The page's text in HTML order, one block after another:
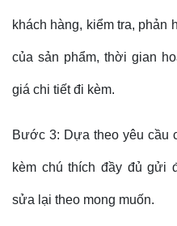
khách hàng, kiểm tra, phản
của sản phẩm, thời gian
giá chi tiết đi kèm.
Bước 3: Dựa theo yêu cầu
kèm chú thích đầy đủ gửi
sửa lại theo mong muốn.